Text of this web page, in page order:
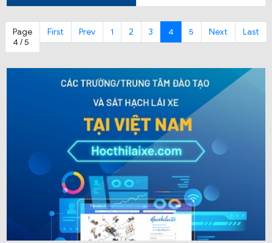
Page
4 / 5
First Prev 1 2 3 4 5 Next Last